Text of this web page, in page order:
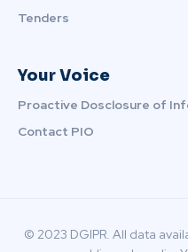
Tenders
Your Voice
Proactive Dosclosure of
Contact PIO
© 2023 DGIPR. All data